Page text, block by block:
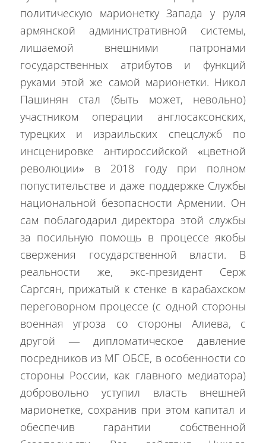
политическую марионетку Запада у руля
армянской административной системы,
лишаемой внешними патронами
государственных атрибутов и функций
руками этой же самой марионетки. Никол
Пашинян стал (быть может, невольно)
участником операции англосаксонских,
турецких и израильских спецслужб по
инсценировке антироссийской «цветной
революции» в 2018 году при полном
попустительстве и даже поддержке Службы
национальной безопасности Армении. Он
сам поблагодарил директора этой службы
за посильную помощь в процессе якобы
свержения государственной власти. В
реальности же, экс-президент Серж
Саргсян, прижатый к стенке в карабахском
переговорном процессе (с одной стороны
военная угроза со стороны Алиева, с
другой — дипломатическое давление
посредников из МГ ОБСЕ, в особенности со
стороны России, как главного медиатора)
добровольно уступил власть внешней
марионетке, сохранив при этом капитал и
обеспечив гарантии собственной